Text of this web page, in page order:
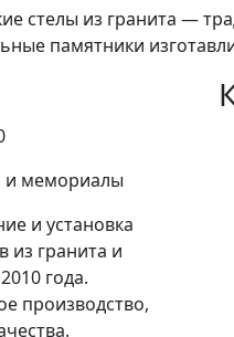
стелы из гранита —
памятники
и мемориалы
и установка
из гранита и
года.
производство,